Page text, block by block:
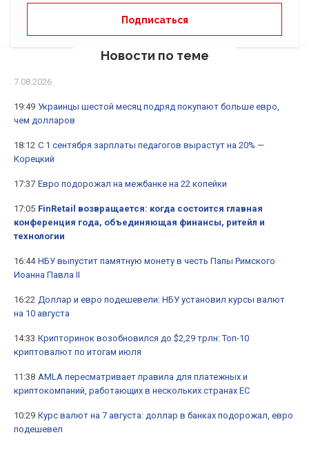
Новости по теме
7.08.2026
19:49 Украинцы шестой месяц подряд покупают больше евро,
чем долларов
18:12 С 1 сентября зарплаты педагогов вырастут на 20% —
Корецкий
17:37 Евро подорожал на межбанке на 22 копейки
17:05 FinRetail возвращается: когда состоится главная
конференция года, объединяющая финансы, ритейл и
технологии
16:44 НБУ выпустит памятную монету в честь Папы Римского
Иоанна Павла II
16:22 Доллар и евро подешевели: НБУ установил курсы валют
на 10 августа
14:33 Крипторинок возобновился до $2,29 трлн: Топ-10
криптовалют по итогам июля
11:38 AMLA пересматривает правила для платежных и
криптокомпаний, работающих в нескольких странах ЕС
10:29 Курс валют на 7 августа: доллар в банках подорожал, евро
подешевел